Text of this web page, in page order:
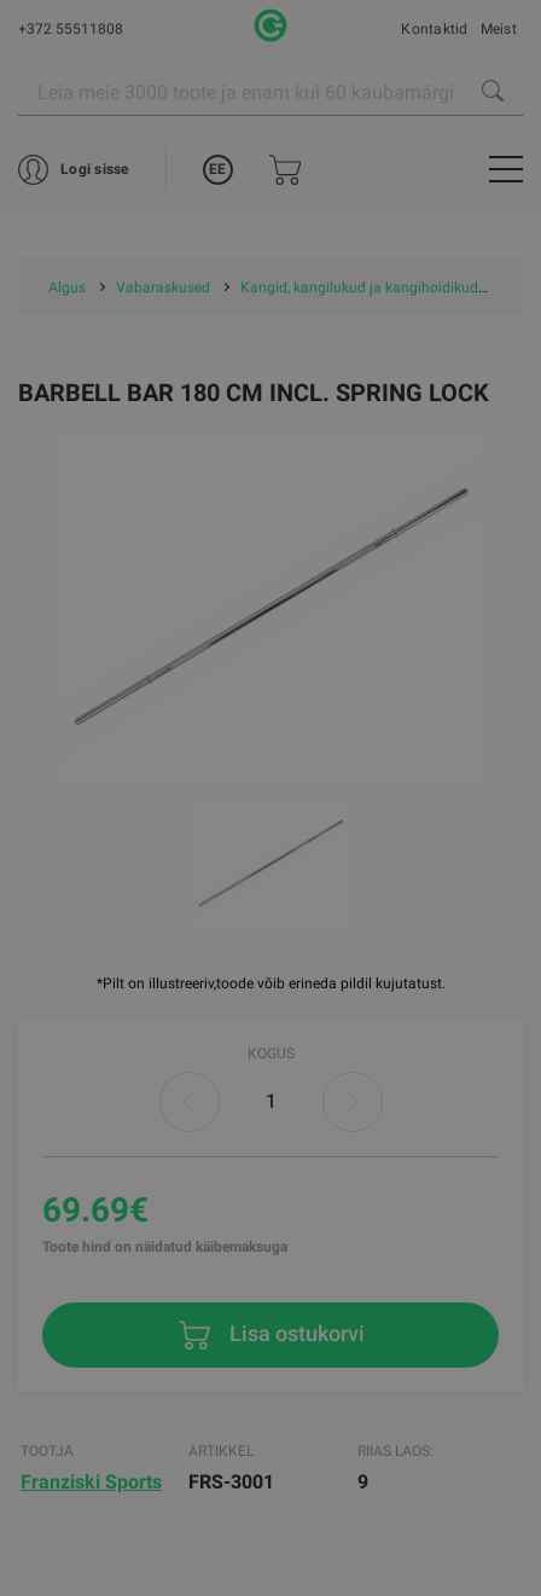
+372 55511808 Kontaktid Meist
Logi sisse EE
Algus Vabaraskused Kangid, kangilukud ja kangihoidikud
*Pilt on illustreeriv,toode võib erineda pildil kujutatust.
BARBELL BAR 180 CM INCL. SPRING LOCK
KOGUS
69.69€
Toote hind on näidatud käibemaksuga
Lisa ostukorvi
TOOTJA
Franziski Sports
ARTIKKEL
FRS-3001
RIIAS LAOS:
9